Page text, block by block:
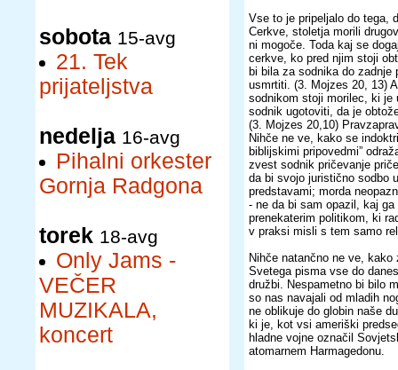
sobota 15-avg
21. Tek
prijateljstva
nedelja 16-avg
Pihalni orkester
Gornja Radgona
torek 18-avg
Only Jams -
VEČER
MUZIKALA,
koncert
Vse to je pripeljalo do tega,
Cerkve, stoletja morili
ni mogoče. Toda kaj se
cerkve, ko pred njim stoji
bi bila za sodnika do
usmrtiti. (3. Mojzes 20, 13)
sodnikom stoji morilec, ki je
sodnik ugotoviti, da je
(3. Mojzes 20,10)
Nihče ne ve, kako se
biblijskimi pripovedmi”
zvest sodnik pričevanje
da bi svojo juristično sodbo
predstavami; morda
- ne da bi sam opazil, kaj
prenekaterim politikom, ki
v praksi misli s tem samo
Nihče natančno ne ve,
Svetega pisma vse do
družbi. Nespametno bi bilo
so nas navajali od mladih
ne oblikuje do globin naše
ki je, kot vsi ameriški
hladne vojne označil
atomarnem Harmagedonu.